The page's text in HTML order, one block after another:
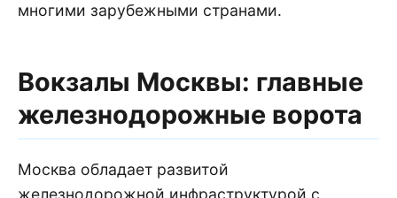
многими зарубежными странами.
Вокзалы Москвы: главные
железнодорожные ворота
Москва обладает развитой
железнодорожной инфраструктурой с